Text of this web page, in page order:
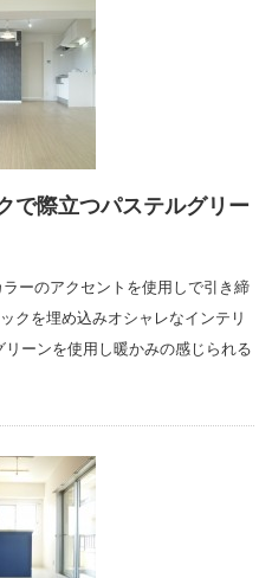
で際立つパステルグリー
ーのアクセントを使用しで引き締
クを埋め込みオシャレなインテリ
ーンを使用し暖かみの感じられる